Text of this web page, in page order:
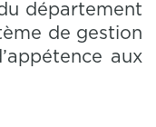
département
de gestion
aux